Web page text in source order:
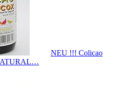
NEU !!! Colicao